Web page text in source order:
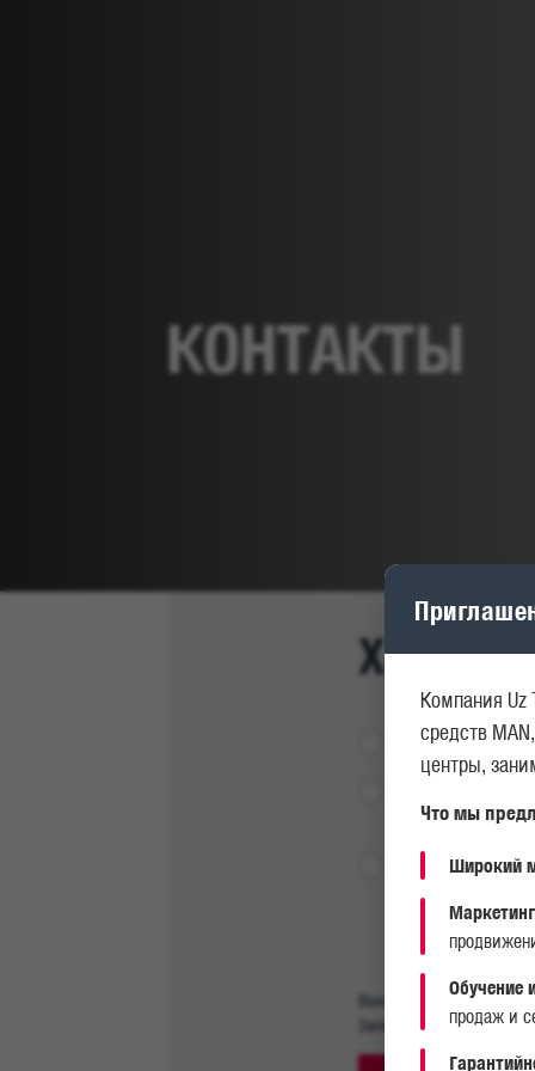
КОНТАКТЫ
Вопрос
модель
Заявка на
позицию
Важно: При отправке
Заполненную анкету
Компания Uz
средств
центры,
Что мы
Широкий
Обучение
продаж и